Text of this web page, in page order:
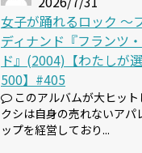
女子が踊れるロック 〜
ディナンド『フランツ
ド』(2004)【わたしが
500】#405
このアルバムが大ヒッ
クシは自身の売れないアパ
ップを経営しており...